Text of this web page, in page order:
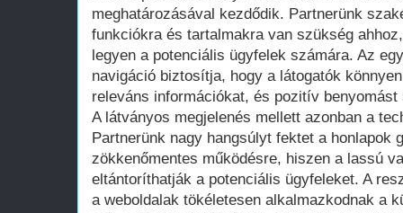
meghatározásával kezdődik. Partnerünk
funkciókra és tartalmakra van szükség
legyen a potenciális ügyfelek számára. Az
navigáció biztosítja, hogy a látogatók
releváns információkat, és pozitív
A látványos megjelenés mellett azonban a
Partnerünk nagy hangsúlyt fektet a honlapok
zökkenőmentes működésre, hiszen a lassú
eltántoríthatják a potenciális ügyfeleket. A
a weboldalak tökéletesen alkalmazkodnak a